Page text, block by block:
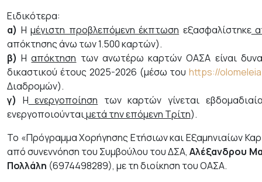
Ειδικότερα:
α) Ημέγιστη προβλεπόμενη έκπτωση εξασφαλίστηκε
απόκτησης άνω των 1.500 καρτών).
β) Ηαπόκτηση των ανωτέρω καρτών ΟΑΣΑ είναι
δικαστικού έτους 2025-2026 (μέσω τουhttps://
Διαδρομών).
γ) Η ενεργοποίηση των καρτών γίνεται
ενεργοποιούνταιμετά την επόμενη Τρίτη).
Το «Πρόγραμμα Χορήγησης Ετήσιων και Εξαμηνιαίων
από συνεννόηση του Συμβούλου του ΔΣΑ,Αλέξανδρου
Πολλάλη (6974498289), με τη διοίκηση του ΟΑΣΑ.